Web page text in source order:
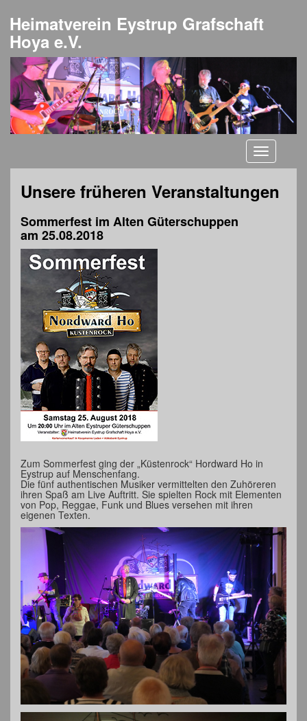
Heimatverein Eystrup Grafschaft
Hoya e.V.
Toggle
Unsere früheren Veranstaltungen
Sommerfest im Alten Güterschuppen
am 25.08.2018
Zum Sommerfest ging der „Küstenrock“ Hordward Ho in
Eystrup auf Menschenfang.
Die fünf authentischen Musiker vermittelten den Zuhöreren
ihren Spaß am Live Auftritt. Sie spielten Rock mit Elementen
von Pop, Reggae, Funk und Blues versehen mit ihren
eigenen Texten.